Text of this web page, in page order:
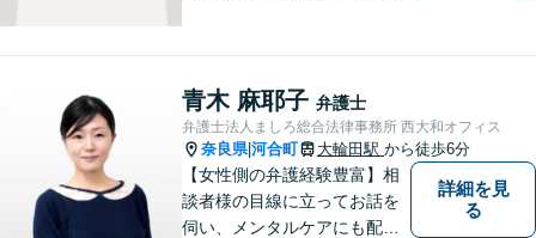
護士】地域密着型のアットホ
ームなリーガルサービスをご
提供させていただきます。
青木 麻耶子 弁護士
弁護士法人ましろ総合法律事務所 西大和オフィス
奈良県|河合町 大輪田駅 から徒歩6分
【女性側の弁護経験豊富】相
談者様の目線に立ってお話を
伺い、メンタルケアにも配慮
詳細を見
る